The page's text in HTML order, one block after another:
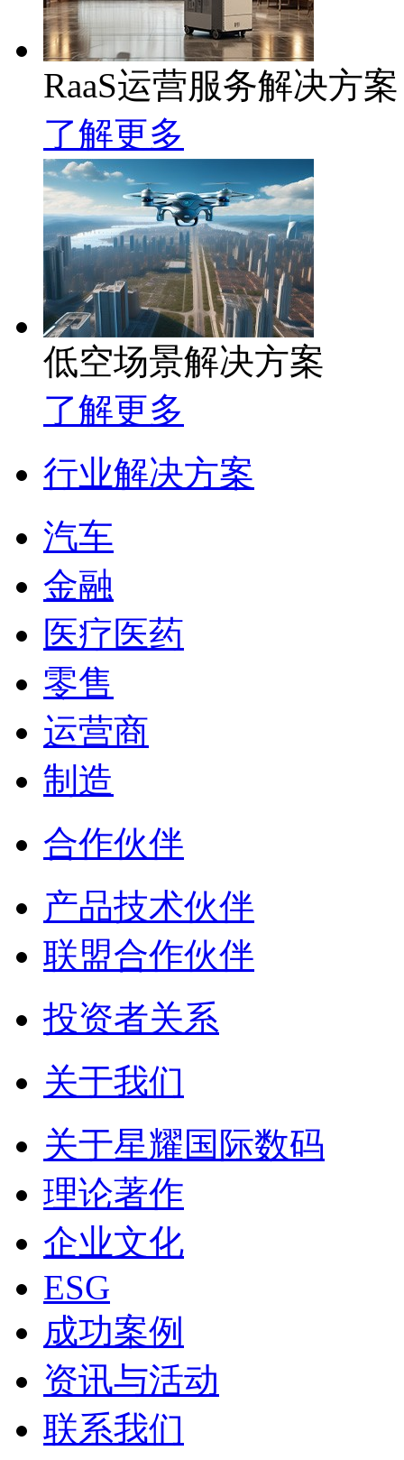
RaaS运营服务解决方案
了解更多
低空场景解决方案
了解更多
行业解决方案
汽车
金融
医疗医药
零售
运营商
制造
合作伙伴
产品技术伙伴
联盟合作伙伴
投资者关系
关于我们
关于星耀国际数码
理论著作
企业文化
ESG
成功案例
资讯与活动
联系我们